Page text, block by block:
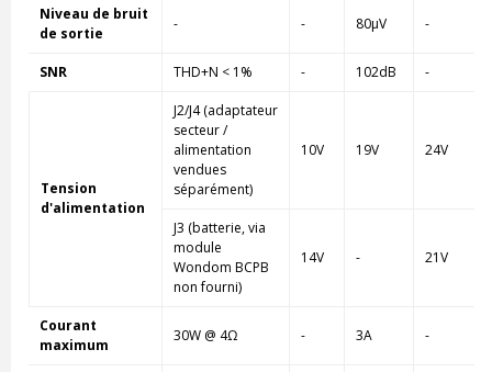
Niveau de bruit
de sortie
- - 80µV -
SNR THD+N < 1% - 102dB -
Tension
d'alimentation
J2/J4 (adaptateur
secteur /
alimentation
vendues
séparément)
10V 19V 24V
J3 (batterie, via
module
Wondom BCPB
non fourni)
14V - 21V
Courant
maximum
30W @ 4Ω - 3A -